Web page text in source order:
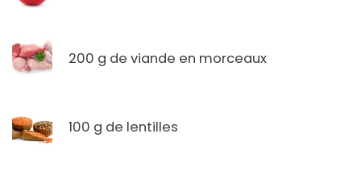
200 g de viande en morceaux
100 g de lentilles